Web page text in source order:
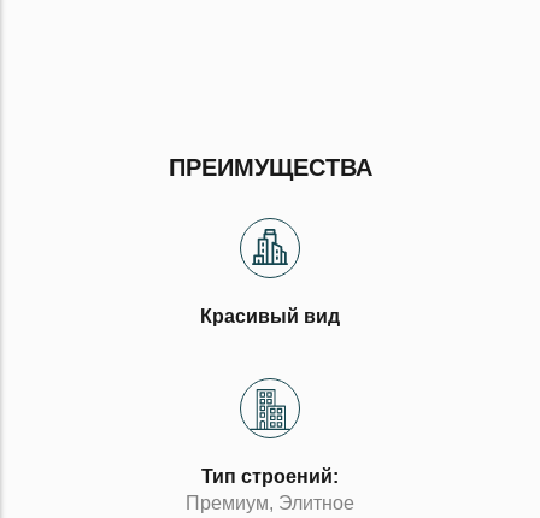
ПРЕИМУЩЕСТВА
Красивый вид
Тип строений:
Премиум, Элитное